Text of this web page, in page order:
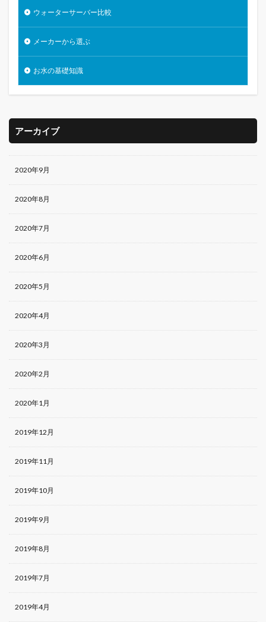
ウォーターサーバー比較
メーカーから選ぶ
お水の基礎知識
アーカイブ
2020年9月
2020年8月
2020年7月
2020年6月
2020年5月
2020年4月
2020年3月
2020年2月
2020年1月
2019年12月
2019年11月
2019年10月
2019年9月
2019年8月
2019年7月
2019年4月